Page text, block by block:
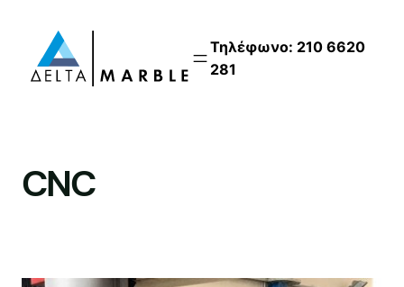
περιεχόμενο
Τηλέφωνο: 210 6620
281
CNC